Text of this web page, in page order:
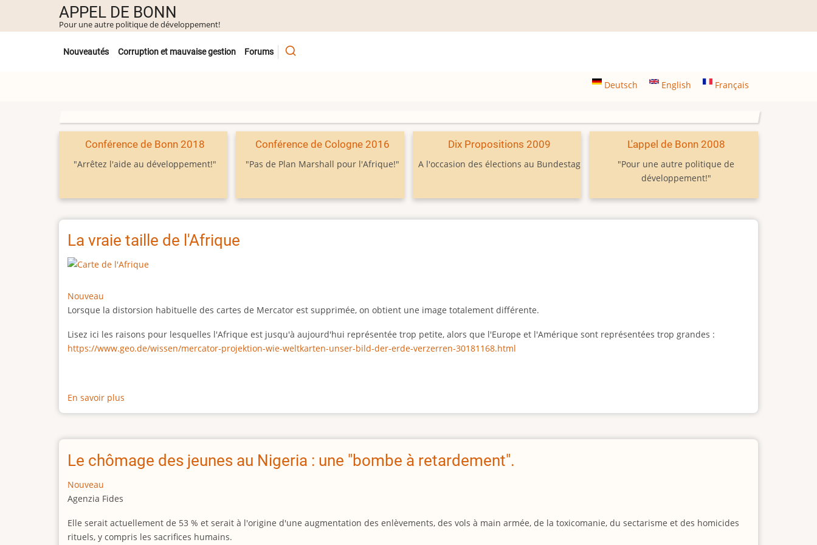
contenu
APPEL DE BONN
Pour une autre politique de développement!
Untermenü
Nouveautés Corruption et mauvaise gestion Forums
Deutsch English Français
Conférence de Bonn 2018
"Arrêtez l'aide au développement!"
Conférence de Cologne 2016
"Pas de Plan Marshall pour l'Afrique!"
Dix Propositions 2009
A l'occasion des élections au Bundestag
L'appel de Bonn 2008
"Pour une autre politique de
développement!"
La vraie taille de l'Afrique
Nouveau
Lorsque la distorsion habituelle des cartes de Mercator est supprimée, on obtient une image totalement différente.
Lisez ici les raisons pour lesquelles l'Afrique est jusqu'à aujourd'hui représentée trop petite, alors que l'Europe et l'Amérique sont représentées trop grandes :
https://www.geo.de/wissen/mercator-projektion-wie-weltkarten-unser-bild-der-erde-verzerren-30181168.html
En savoir plus
La
taille
l'Afrique
Le chômage des jeunes au Nigeria : une "bombe à retardement".
Nouveau
Agenzia Fides
Elle serait actuellement de 53 % et serait à l'origine d'une augmentation des enlèvements, des vols à main armée, de la toxicomanie, du sectarisme et des homicides
rituels, y compris les sacrifices humains.